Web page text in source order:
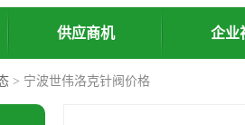
供应商机 企业
> 宁波世伟洛克针阀价格